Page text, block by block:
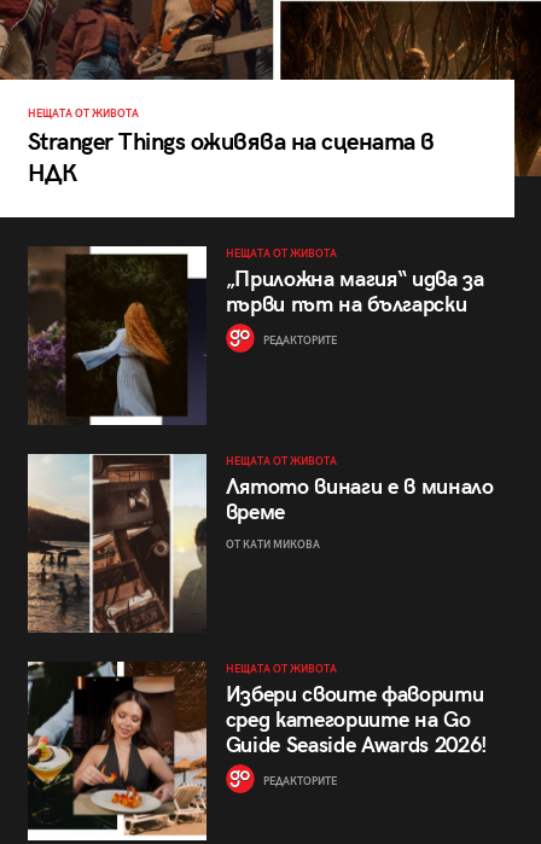
НЕЩАТА ОТ ЖИВОТА
Stranger Things оживява на сцената в
НДК
НЕЩАТА ОТ ЖИВОТА
„Приложна магия“ идва за
първи път на български
РЕДАКТОРИТЕ
НЕЩАТА ОТ ЖИВОТА
Лятото винаги е в минало
време
ОТ КАТИ МИКОВА
НЕЩАТА ОТ ЖИВОТА
Избери своите фаворити
сред категориите на Go
Guide Seaside Awards 2026!
РЕДАКТОРИТЕ